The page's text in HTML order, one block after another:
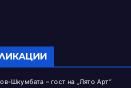
Шкумбата – гост на „Лято Арт“